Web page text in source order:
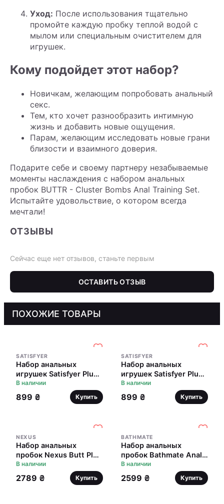
Уход: После использования тщательно
промойте каждую пробку теплой водой с
мылом или специальным очистителем для
игрушек.
Кому подойдет этот набор?
Новичкам, желающим попробовать анальный
секс.
Тем, кто хочет разнообразить интимную
жизнь и добавить новые ощущения.
Парам, желающим исследовать новые грани
близости и взаимного доверия.
Подарите себе и своему партнеру незабываемые
моменты наслаждения с набором анальных
пробок BUTTR - Cluster Bombs Anal Training Set.
Испытайте удовольствие, о котором всегда
мечтали!
ОТЗЫВЫ
Сейчас еще нет отзывов, станьте первым
ОСТАВИТЬ ОТЗЫВ
ПОХОЖИЕ ТОВАРЫ
SATISFYER
Набор анальных
игрушек Satisfyer Plugs
black (set of 3) - Booty
Call, макс. диаметр 3
см
В наличии
899 ₴ Купить
SATISFYER
Набор анальных
игрушек Satisfyer Plugs
colored (set of 3) -
Booty Call, макс.
диаметр 3 см
В наличии
899 ₴ Купить
NEXUS
Набор анальных
пробок Nexus Butt Plug
Trio, макс. диаметр 3–
4–5 см
В наличии
2789 ₴ Купить
BATHMATE
Набор анальных
пробок Bathmate Anal
Training Plugs, диаметр
2,5см - 3,1см - 3,8см
В наличии
2599 ₴ Купить